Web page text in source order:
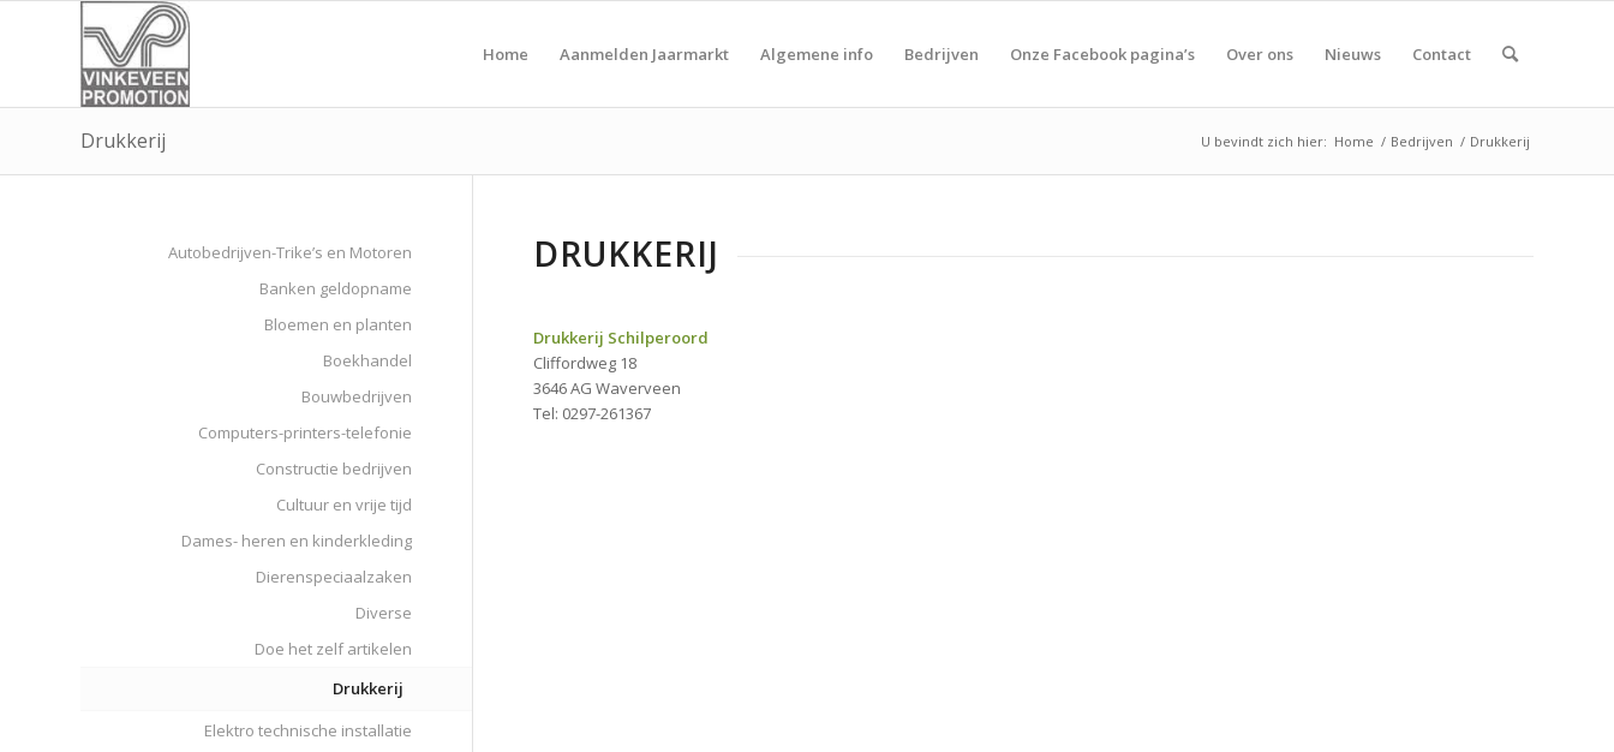
Home Aanmelden Jaarmarkt Algemene info Bedrijven Onze Facebook pagina’s Over ons Nieuws Contact
Drukkerij U bevindt zich hier: Home / Bedrijven / Drukkerij
DRUKKERIJ
Drukkerij Schilperoord
Cliffordweg 18
3646 AG Waverveen
Tel: 0297-261367
Autobedrijven-Trike’s en Motoren
Banken geldopname
Bloemen en planten
Boekhandel
Bouwbedrijven
Computers-printers-telefonie
Constructie bedrijven
Cultuur en vrije tijd
Dames- heren en kinderkleding
Dierenspeciaalzaken
Diverse
Doe het zelf artikelen
Drukkerij
Elektro technische installatie